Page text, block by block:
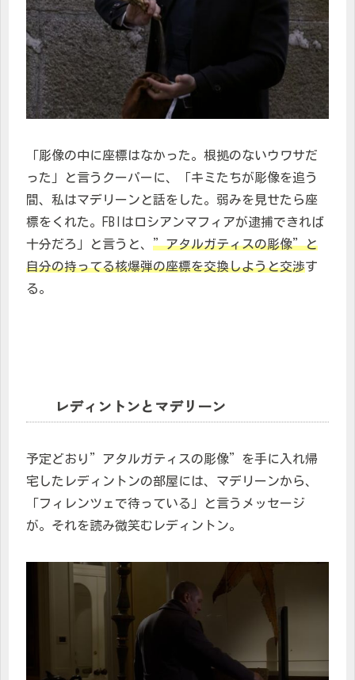
「彫像の中に座標はなかった。根拠のないウワサだ
った」と言うクーパーに、「キミたちが彫像を追う
間、私はマデリーンと話をした。弱みを見せたら座
標をくれた。FBIはロシアンマフィアが逮捕できれば
十分だろ」と言うと、 ”アタルガティスの彫像”と
自分の持ってる核爆弾の座標を交換しようと交渉す
る。
レディントンとマデリーン
予定どおり”アタルガティスの彫像”を手に入れ帰
宅したレディントンの部屋には、マデリーンから、
「フィレンツェで待っている」と言うメッセージ
が。それを読み微笑むレディントン。